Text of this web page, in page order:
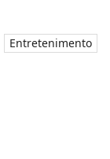
Entretenimento